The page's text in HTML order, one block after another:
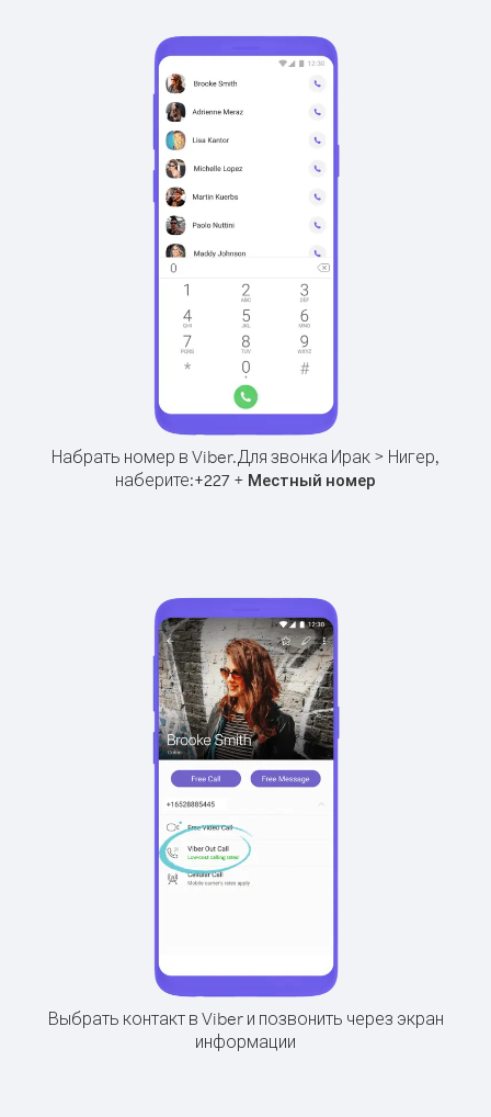
Набрать номер в Viber.Для звонка Ирак > Нигер,
наберите:+227 + Местный номер
Выбрать контакт в Viber и позвонить через экран
информации